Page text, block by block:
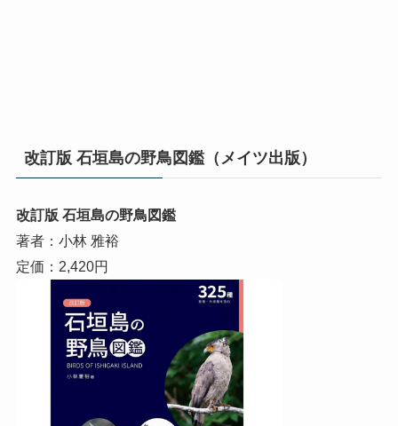
改訂版 石垣島の野鳥図鑑（メイツ出版）
改訂版 石垣島の野鳥図鑑
著者：小林 雅裕
定価：2,420円